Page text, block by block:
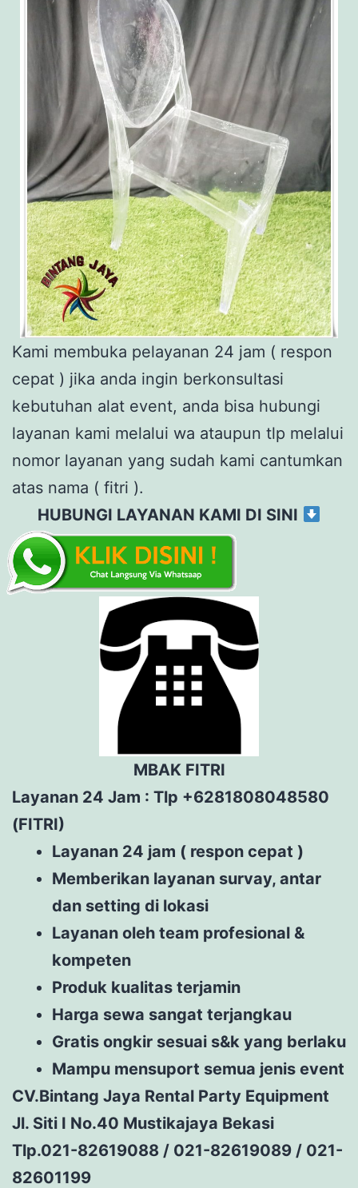
Kami membuka pelayanan 24 jam ( respon
cepat ) jika anda ingin berkonsultasi
kebutuhan alat event, anda bisa hubungi
layanan kami melalui wa ataupun tlp melalui
nomor layanan yang sudah kami cantumkan
atas nama ( fitri ).
HUBUNGI LAYANAN KAMI DI SINI
MBAK FITRI
Layanan 24 Jam : Tlp +6281808048580
(FITRI)
Layanan 24 jam ( respon cepat )
Memberikan layanan survay, antar
dan setting di lokasi
Layanan oleh team profesional &
kompeten
Produk kualitas terjamin
Harga sewa sangat terjangkau
Gratis ongkir sesuai s&k yang berlaku
Mampu mensuport semua jenis event
CV.Bintang Jaya Rental Party Equipment
Jl. Siti I No.40 Mustikajaya Bekasi
Tlp.021-82619088 / 021-82619089 / 021-
82601199